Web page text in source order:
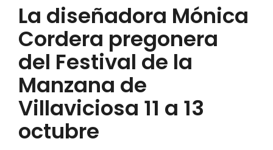
La diseñadora Mónica
Cordera pregonera
del Festival de la
Manzana de
Villaviciosa 11 a 13
octubre